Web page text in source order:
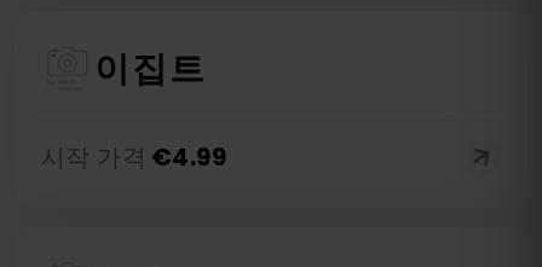
이집트
시작 가격 €4.99